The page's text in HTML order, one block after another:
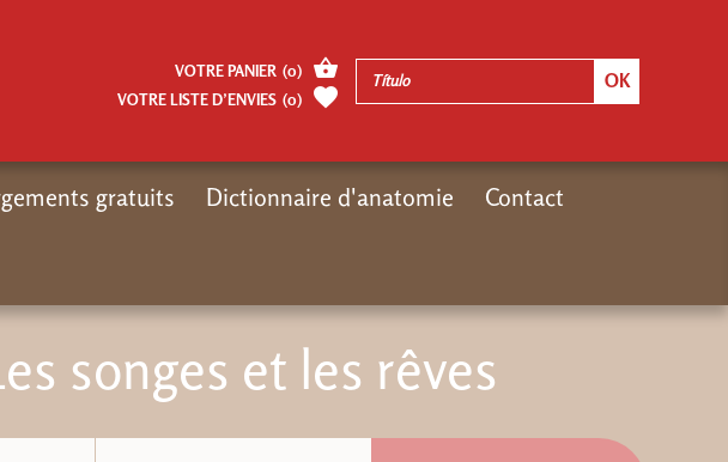
songes et les rêves
VOTRE PANIER (0)
VOTRE LISTE D’ENVIES (0)
gratuits Dictionnaire d'anatomie Contact